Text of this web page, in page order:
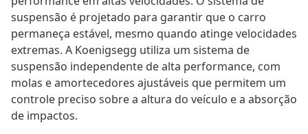
suspensão é projetado para garantir que o carro
permaneça estável, mesmo quando atinge velocidades
extremas. A Koenigsegg utiliza um sistema de
suspensão independente de alta performance, com
molas e amortecedores ajustáveis que permitem um
controle preciso sobre a altura do veículo e a absorção
de impactos.